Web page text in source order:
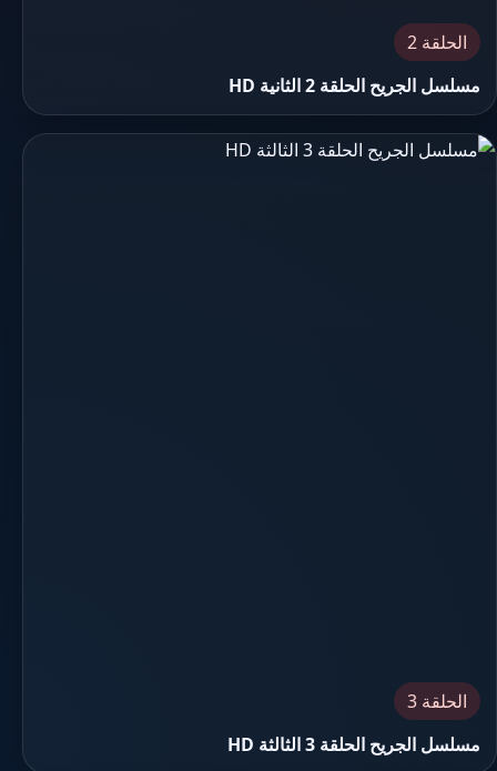
الحلقة 2
مسلسل الجريح الحلقة 2 الثانية HD
الحلقة 3
مسلسل الجريح الحلقة 3 الثالثة HD